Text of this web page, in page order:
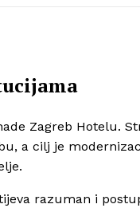
Zagreb Hotelu.
a cilj je
razuman i